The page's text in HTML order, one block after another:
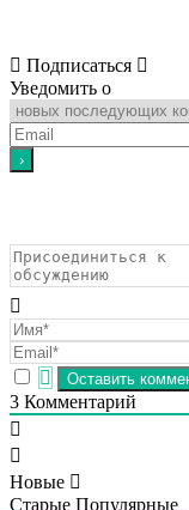
Подписаться
Уведомить о
3 Комментарий
Новые
Старые Популярные